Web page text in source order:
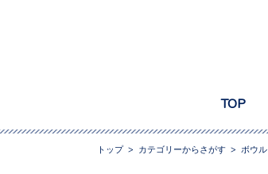
TOP
トップ> カテゴリーからさがす > ボウル